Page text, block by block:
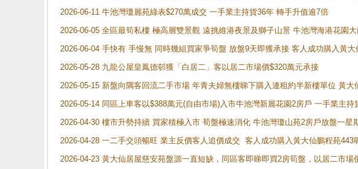
2026-06-11 牛池灣瓊麗苑綠表$270萬成交 一手業主持貨36年 轉手升值逾7倍
2026-06-05 全區最筍私樓 極高層雙景觀 遠挑維港夜景及獅子山景 牛池灣海港花園
2026-06-04 手快有 手慢無 同時幾組買家爭筍盤 放盤9天即獲承接 客人成功購入黃
2026-05-28 九龍公屋皇鳳德邨獲「白居二」客以居二市場價$320萬元承接
2026-05-15 新盤向隅客回流二手市場 年青夫婦無樓睇下購入連租約半新樓單位 黃
2026-05-14 同區上車客以$388萬元(自由市場)入市牛池灣新麗花園2房戶 一手業主持
2026-04-30 樓市升勢持續 買家積極入市 荀盤極速消化 牛池灣瓊山苑2房戶放盤一星
2026-04-28 一二手交頭暢旺 業主反價客人追價成交 客人成功購入黃大仙鵬程苑443
2026-04-23 黃大仙居屋慈安苑盤源一直短缺，同區客即睇即買2房筍盤，以居二市場